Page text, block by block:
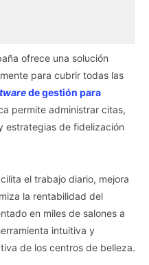
ofrece una solución
para cubrir todas las
de gestión para
permite administrar citas,
estrategias de fidelización
el trabajo diario, mejora
la rentabilidad del
en miles de salones a
intuitiva y
de los centros de belleza.